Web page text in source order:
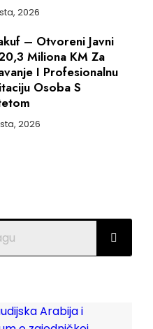
2026
– Otvoreni Javni
Miliona KM Za
I Profesionalnu
Osoba S
2026